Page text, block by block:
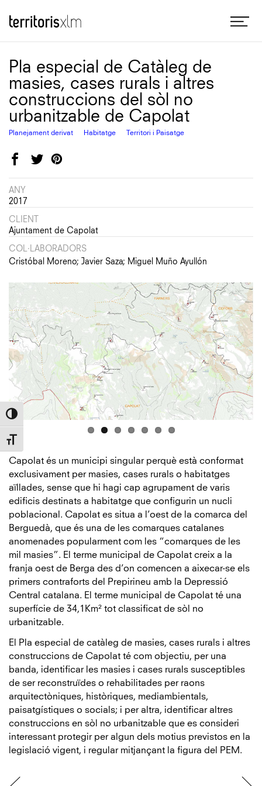
Toggle High Contrast
Toggle Font size
to
Territoris XLM
Pla especial de Catàleg de
masies, cases rurals i altres
construccions del sòl no
urbanitzable de Capolat
Planejament derivat Habitatge Territori i Paisatge
ANY
2017
CLIENT
Ajuntament de Capolat
COL·LABORADORS
Cristóbal Moreno Javier Saza Miguel Muño Ayullón
Capolat és un municipi singular perquè està conformat
exclusivament per masies, cases rurals o habitatges
aïllades, sense que hi hagi cap agrupament de varis
edificis destinats a habitatge que configurin un nucli
poblacional. Capolat es situa a l’oest de la comarca del
Berguedà, que és una de les comarques catalanes
anomenades popularment com les “comarques de les
mil masies”. El terme municipal de Capolat creix a la
franja oest de Berga des d’on comencen a aixecar-se els
primers contraforts del Prepirineu amb la Depressió
Central catalana. El terme municipal de Capolat té una
superfície de 34,1Km² tot classificat de sòl no
urbanitzable.
El Pla especial de catàleg de masies, cases rurals i altres
construccions de Capolat té com objectiu, per una
banda, identificar les masies i cases rurals susceptibles
de ser reconstruïdes o rehabilitades per raons
arquitectòniques, històriques, mediambientals,
paisatgístiques o socials; i per altra, identificar altres
construccions en sòl no urbanitzable que es consideri
interessant protegir per algun dels motius previstos en la
legislació vigent, i regular mitjançant la figura del PEM.
Navegació